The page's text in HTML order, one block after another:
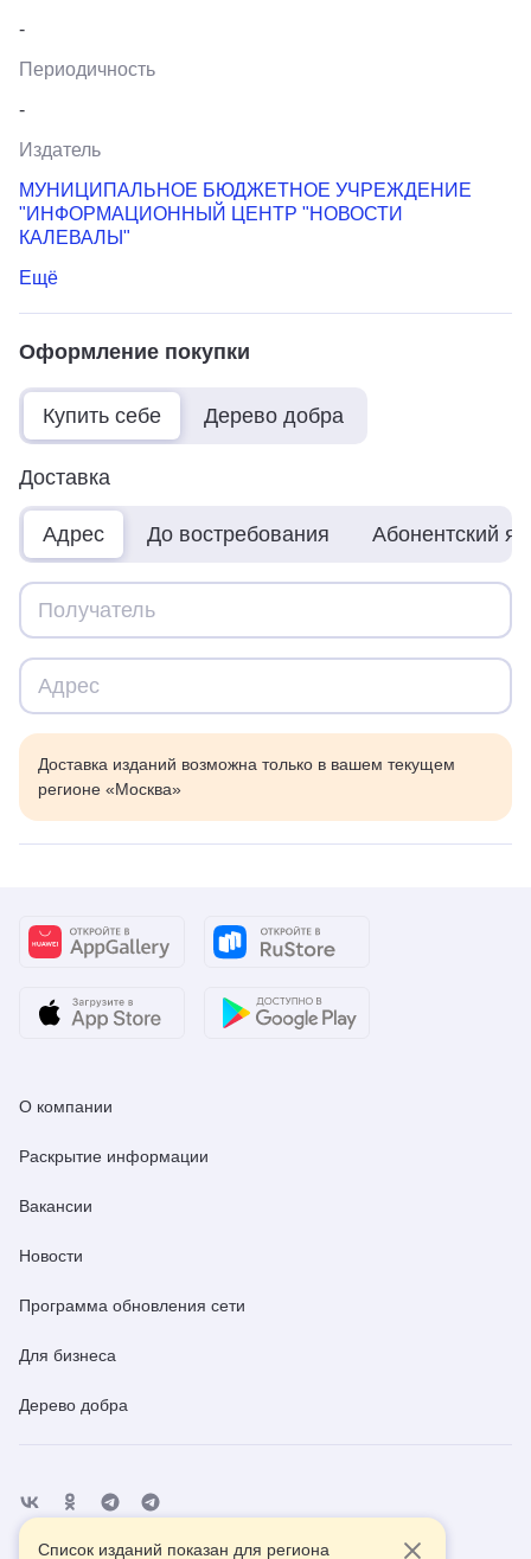
-
Периодичность
-
Издатель
МУНИЦИПАЛЬНОЕ БЮДЖЕТНОЕ УЧРЕЖДЕНИЕ
"ИНФОРМАЦИОННЫЙ ЦЕНТР "НОВОСТИ
КАЛЕВАЛЫ"
Ещё
Оформление покупки
Купить себе Дерево добра
Доставка
Адрес До востребования Абонентский
Доставка изданий возможна только в вашем текущем
регионе «Москва»
О компании
Раскрытие информации
Вакансии
Новости
Программа обновления сети
Для бизнеса
Дерево добра
Список изданий показан для региона